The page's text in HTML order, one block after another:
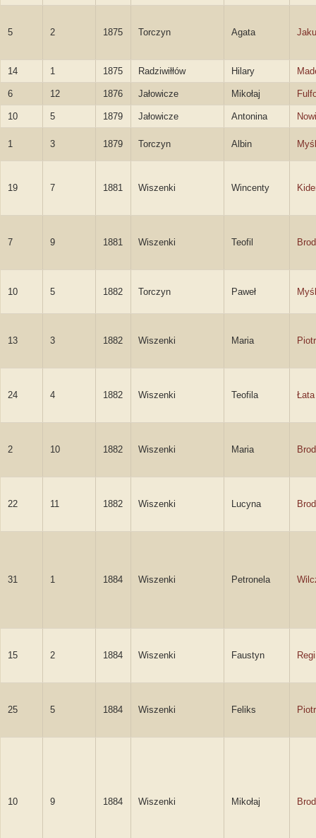
5 2 1875 Torczyn Agata
14 1 1875 Radziwiłłów Hilary
6 12 1876 Jałowicze Mikołaj
10 5 1879 Jałowicze Antonina
1 3 1879 Torczyn Albin
19 7 1881 Wiszenki Wincenty
7 9 1881 Wiszenki Teofil
10 5 1882 Torczyn Paweł
13 3 1882 Wiszenki Maria
24 4 1882 Wiszenki Teofila Łata
2 10 1882 Wiszenki Maria
22 11 1882 Wiszenki Lucyna
31 1 1884 Wiszenki Petronela
15 2 1884 Wiszenki Faustyn
25 5 1884 Wiszenki Feliks
10 9 1884 Wiszenki Mikołaj